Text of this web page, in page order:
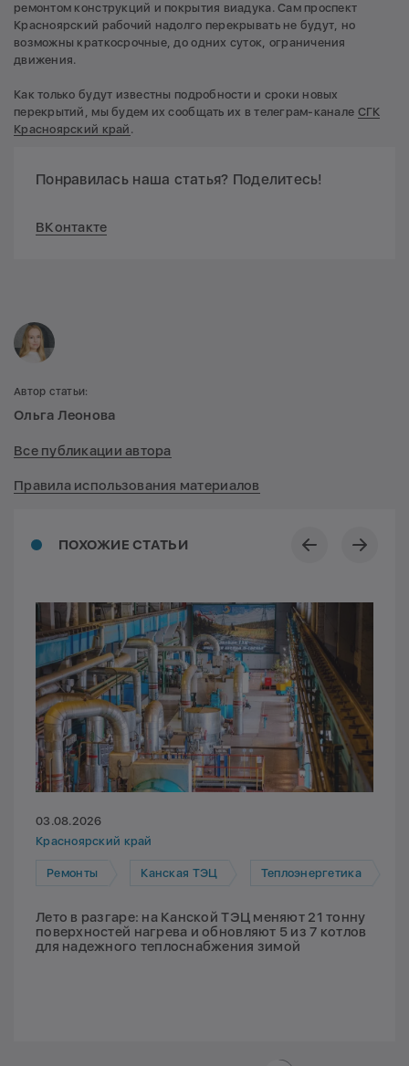
ремонтом конструкций и покрытия виадука. Сам проспект
Красноярский рабочий надолго перекрывать не будут, но
возможны краткосрочные, до одних суток, ограничения
движения.
Как только будут известны подробности и сроки новых
перекрытий, мы будем их сообщать их в телеграм-канале СГК
Красноярский край .
Понравилась наша статья? Поделитесь!
ВКонтакте
ПОХОЖИЕ СТАТЬИ
03.08.2026
Красноярский край
Ремонты Канская ТЭЦ Теплоэнергетика
Лето в разгаре: на Канской ТЭЦ меняют 21 тонну
поверхностей нагрева и обновляют 5 из 7 котлов
для надежного теплоснабжения зимой
Автор статьи:
Ольга Леонова
Все публикации автора
Правила использования материалов